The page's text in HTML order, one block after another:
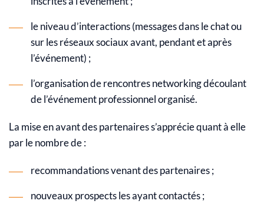
le niveau d’interactions (messages dans le chat ou
sur les réseaux sociaux avant, pendant et après
l’événement) ;
l’organisation de rencontres networking découlant
de l’événement professionnel organisé.
La mise en avant des partenaires s’apprécie quant à elle
par le nombre de :
recommandations venant des partenaires ;
nouveaux prospects les ayant contactés ;